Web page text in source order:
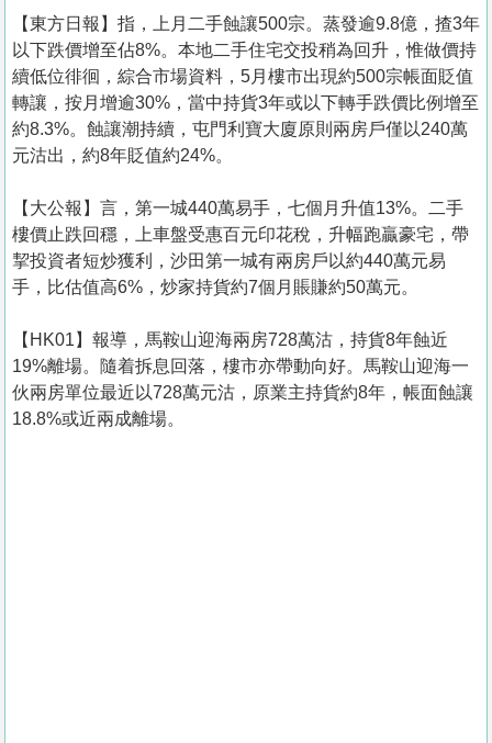
【東方日報】指，上月二手蝕讓500宗。蒸發逾9.8億，揸3年
以下跌價增至佔8%。本地二手住宅交投稍為回升，惟做價持
續低位徘徊，綜合市場資料，5月樓市出現約500宗帳面貶值
轉讓，按月增逾30%，當中持貨3年或以下轉手跌價比例增至
約8.3%。蝕讓潮持續，屯門利寶大廈原則兩房戶僅以240萬
元沽出，約8年貶值約24%。
【大公報】言，第一城440萬易手，七個月升值13%。二手
樓價止跌回穩，上車盤受惠百元印花稅，升幅跑贏豪宅，帶
挈投資者短炒獲利，沙田第一城有兩房戶以約440萬元易
手，比估值高6%，炒家持貨約7個月賬賺約50萬元。
【HK01】報導，馬鞍山迎海兩房728萬沽，持貨8年蝕近
19%離場。隨着拆息回落，樓市亦帶動向好。馬鞍山迎海一
伙兩房單位最近以728萬元沽，原業主持貨約8年，帳面蝕讓
18.8%或近兩成離場。